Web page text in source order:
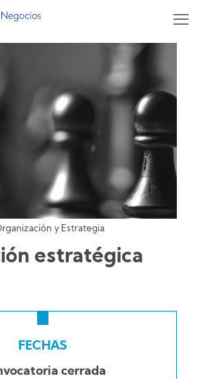
y Estrategia
estratégica
FECHAS
cerrada